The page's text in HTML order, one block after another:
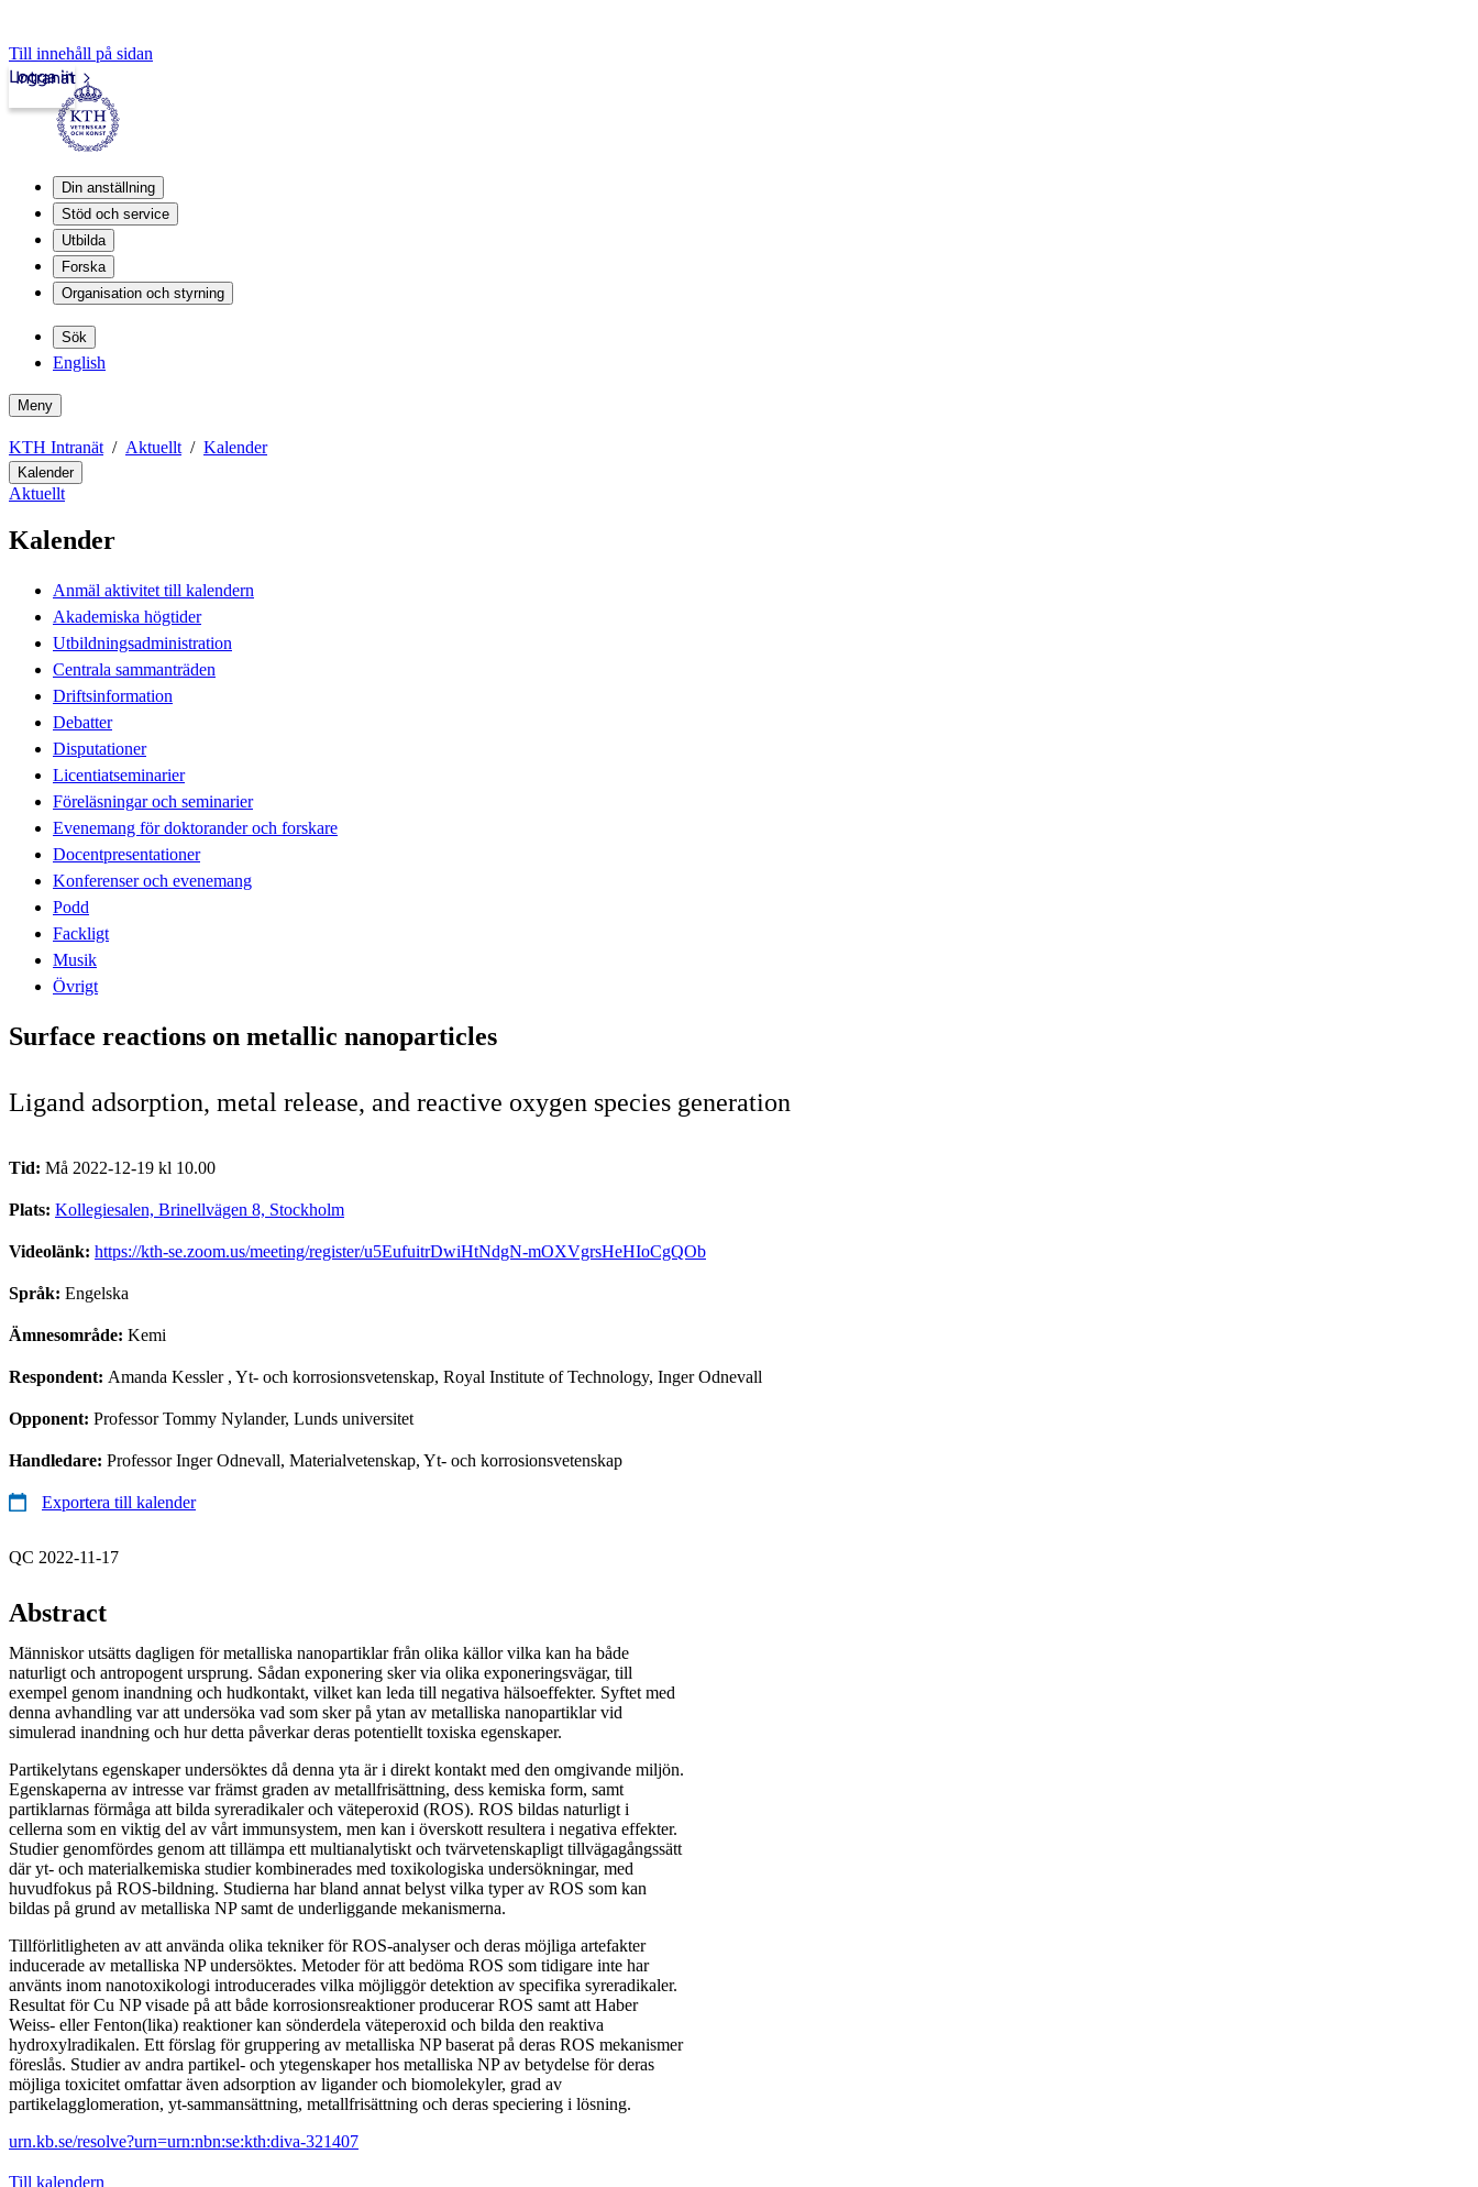
Till innehåll på sidan
Intranät
Logga in
Din anställning
Stöd och service
Utbilda
Forska
Organisation och styrning
Sök
English
Meny
KTH Intranät Aktuellt Kalender
Kalender
Aktuellt
Kalender
Anmäl aktivitet till kalendern
Akademiska högtider
Utbildningsadministration
Centrala sammanträden
Driftsinformation
Debatter
Disputationer
Licentiatseminarier
Föreläsningar och seminarier
Evenemang för doktorander och forskare
Docentpresentationer
Konferenser och evenemang
Podd
Fackligt
Musik
Övrigt
Surface reactions on metallic nanoparticles
Ligand adsorption, metal release, and reactive oxygen species generation
Tid: Må 2022-12-19 kl 10.00
Plats: Kollegiesalen, Brinellvägen 8, Stockholm
Videolänk: https://kth-se.zoom.us/meeting/register/u5EufuitrDwiHtNdgN-mOXVgrsHeHIoCgQOb
Språk: Engelska
Ämnesområde: Kemi
Respondent: Amanda Kessler, Yt- och korrosionsvetenskap, Royal Institute of Technology, Inger Odnevall
Opponent: Professor Tommy Nylander, Lunds universitet
Handledare: Professor Inger Odnevall, Materialvetenskap, Yt- och korrosionsvetenskap
Exportera till kalender
QC 2022-11-17
Abstract
Människor utsätts dagligen för metalliska nanopartiklar från olika källor vilka kan ha både
naturligt och antropogent ursprung. Sådan exponering sker via olika exponeringsvägar, till
exempel genom inandning och hudkontakt, vilket kan leda till negativa hälsoeffekter. Syftet med
denna avhandling var att undersöka vad som sker på ytan av metalliska nanopartiklar vid
simulerad inandning och hur detta påverkar deras potentiellt toxiska egenskaper.
Partikelytans egenskaper undersöktes då denna yta är i direkt kontakt med den omgivande miljön.
Egenskaperna av intresse var främst graden av metallfrisättning, dess kemiska form, samt
partiklarnas förmåga att bilda syreradikaler och väteperoxid (ROS). ROS bildas naturligt i
cellerna som en viktig del av vårt immunsystem, men kan i överskott resultera i negativa effekter.
Studier genomfördes genom att tillämpa ett multianalytiskt och tvärvetenskapligt tillvägagångssätt
där yt- och materialkemiska studier kombinerades med toxikologiska undersökningar, med
huvudfokus på ROS-bildning. Studierna har bland annat belyst vilka typer av ROS som kan
bildas på grund av metalliska NP samt de underliggande mekanismerna.
Tillförlitligheten av att använda olika tekniker för ROS-analyser och deras möjliga artefakter
inducerade av metalliska NP undersöktes. Metoder för att bedöma ROS som tidigare inte har
använts inom nanotoxikologi introducerades vilka möjliggör detektion av specifika syreradikaler.
Resultat för Cu NP visade på att både korrosionsreaktioner producerar ROS samt att Haber
Weiss- eller Fenton(lika) reaktioner kan sönderdela väteperoxid och bilda den reaktiva
hydroxylradikalen. Ett förslag för gruppering av metalliska NP baserat på deras ROS mekanismer
föreslås. Studier av andra partikel- och ytegenskaper hos metalliska NP av betydelse för deras
möjliga toxicitet omfattar även adsorption av ligander och biomolekyler, grad av
partikelagglomeration, yt-sammansättning, metallfrisättning och deras speciering i lösning.
urn.kb.se/resolve?urn=urn:nbn:se:kth:diva-321407
Till kalendern